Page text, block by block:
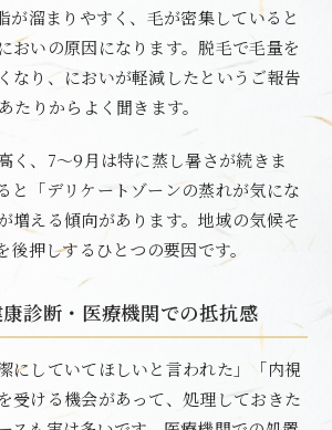
が溜まりやすく、毛が密集していると
おいの原因になります。脱毛で毛量を
なり、においが軽減したというご報告
たりからよく聞きます。
く、7〜9月は特に蒸し暑さが続きま
と「デリケートゾーンの蒸れが気にな
増える傾向があります。地域の気候そ
押しするひとつの要因です。
診断・医療機関での抵抗感
にしていてほしいと言われた」「内視
受ける機会があって、処理しておきた